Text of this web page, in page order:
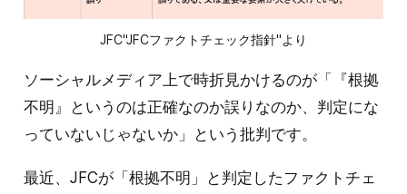
JFC"JFCファクトチェック指針"より
ソーシャルメディア上で時折見かけるのが「『根拠
不明』というのは正確なのか誤りなのか、判定にな
っていないじゃないか」という批判です。
最近、JFCが「根拠不明」と判定したファクトチェ